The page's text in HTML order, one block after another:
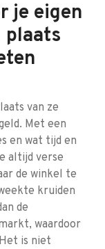
je eigen
plaats
van ze
Met een
en wat tijd en
altijd verse
de winkel te
kruiden
de
waardoor
is niet